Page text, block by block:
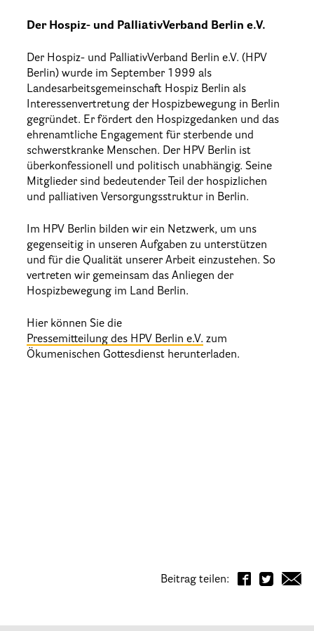
Der Hospiz- und PalliativVerband Berlin e.V.
Der Hospiz- und PalliativVerband Berlin e.V. (HPV
Berlin) wurde im September 1999 als
Landesarbeitsgemeinschaft Hospiz Berlin als
Interessenvertretung der Hospizbewegung in Berlin
gegründet. Er fördert den Hospizgedanken und das
ehrenamtliche Engagement für sterbende und
schwerstkranke Menschen. Der HPV Berlin ist
überkonfessionell und politisch unabhängig. Seine
Mitglieder sind bedeutender Teil der hospizlichen
und palliativen Versorgungsstruktur in Berlin.
Im HPV Berlin bilden wir ein Netzwerk, um uns
gegenseitig in unseren Aufgaben zu unterstützen
und für die Qualität unserer Arbeit einzustehen. So
vertreten wir gemeinsam das Anliegen der
Hospizbewegung im Land Berlin.
Hier können Sie die
Pressemitteilung des HPV Berlin e.V. zum
Ökumenischen Gottesdienst herunterladen.
Beitrag teilen: